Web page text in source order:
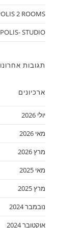
2 ROOMS
STUDIO
תגובות
ארכיונים
יולי 2026
מאי 2026
מרץ 2026
מאי 2025
מרץ 2025
נובמבר 2024
אוקטובר 2024